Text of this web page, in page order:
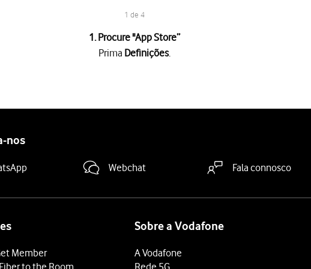
1 de 4
1. Procure "App Store”
Prima Definições.
nos
Webchat Fala connosco
Member
to the Room
Sobre a Vodafone
A Vodafone
Rede 5G